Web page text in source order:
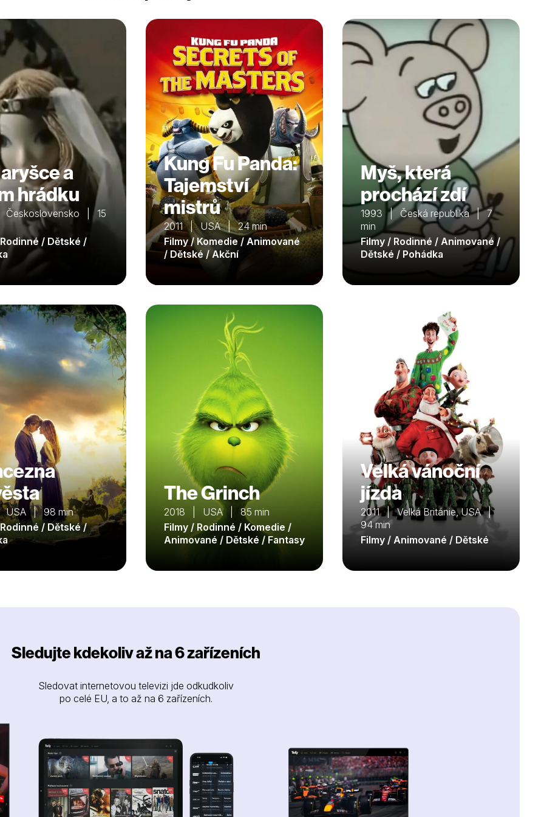
a
hrádku
| 15
/ Dětské /
Kung Fu Panda:
Tajemství
mistrů
2011 | USA | 24 min
Filmy / Komedie / Animované
/ Dětské / Akční
Myš, která
prochází zdí
1993 | Česká republika | 7
min
Filmy / Rodinné / Animované /
Dětské / Pohádka
USA | 98 min
/ Dětské /
The Grinch
2018 | USA | 85 min
Filmy / Rodinné / Komedie /
Animované / Dětské / Fantasy
Velká vánoční
jízda
2011 | Velká Británie, USA |
94 min
Filmy / Animované / Dětské
Sledujte kdekoliv až na 6 zařízeních
Sledovat internetovou televizi jde odkudkoliv
po celé EU, a to až na 6 zařízeních.